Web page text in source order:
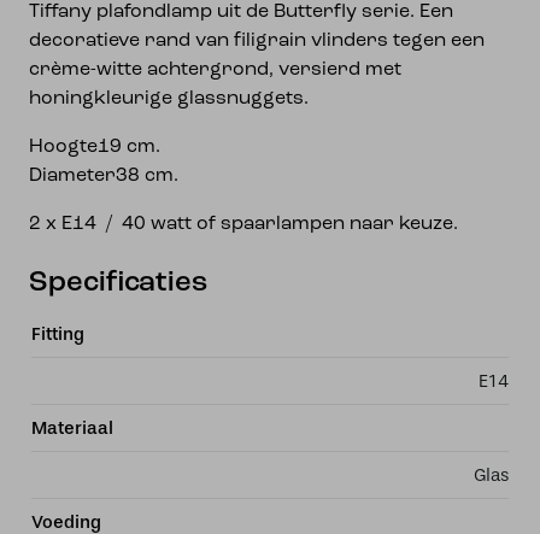
Tiffany plafondlamp uit de Butterfly serie. Een
decoratieve rand van filigrain vlinders tegen een
crème-witte achtergrond, versierd met
honingkleurige glassnuggets.
Hoogte19 cm.
Diameter38 cm.
2 x E14 / 40 watt of spaarlampen naar keuze.
Specificaties
Fitting
E14
Materiaal
Glas
Voeding